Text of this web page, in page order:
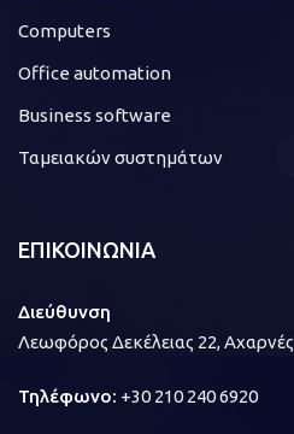
Computers
Office automation
Business software
Ταμειακών συστημάτων
ΕΠΙΚΟΙΝΩΝΙΑ
Διεύθυνση
Λεωφόρος Δεκέλειας 22, Αχαρνές
Τηλέφωνο: +30 210 240 6920